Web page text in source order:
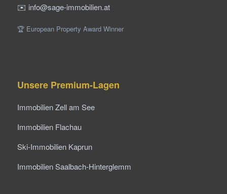
✉️ info@sage-immobilien.at
🏆 European Property Award Winner
Unsere Premium-Lagen
Immobilien Zell am See
Immobilien Flachau
Ski-Immobilien Kaprun
Immobilien Saalbach-Hinterglemm